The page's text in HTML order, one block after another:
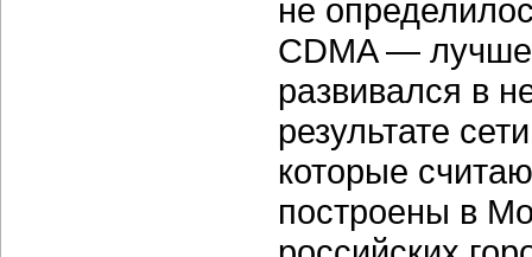
не
CDMA —
развивался в
результате
которые
построены в